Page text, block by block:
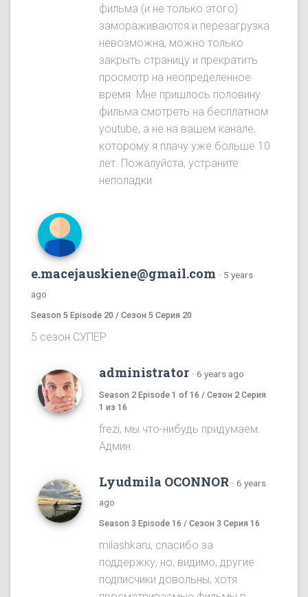
фильма (и не только этого)
замораживаются и перезагрузка
невозможна, можно только
закрыть страницу и прекратить
просмотр на неопределенное
время. Мне пришлось половину
фильма смотреть на бесплатном
youtube, а не на вашем канале,
которому я плачу уже больше 10
лет. Пожалуйста, устраните
неполадки
e.macejauskiene@gmail.com · 5 years
ago
Season 5 Episode 20 / Сезон 5 Серия 20
5 сезон СУПЕР
administrator · 6 years ago
Season 2 Episode 1 of 16 / Сезон 2 Серия
1 из 16
frezi, мы что-нибудь придумаем.
Админ.
Lyudmila OCONNOR · 6 years
ago
Season 3 Episode 16 / Сезон 3 Серия 16
milashkaru, спасибо за
поддержку, но, видимо, другие
подписчики довольны, хотя